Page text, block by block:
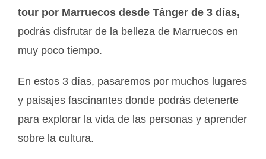
tour por Marruecos desde Tánger de 3 días,
podrás disfrutar de la belleza de Marruecos en
muy poco tiempo.
En estos 3 días, pasaremos por muchos lugares
y paisajes fascinantes donde podrás detenerte
para explorar la vida de las personas y aprender
sobre la cultura.